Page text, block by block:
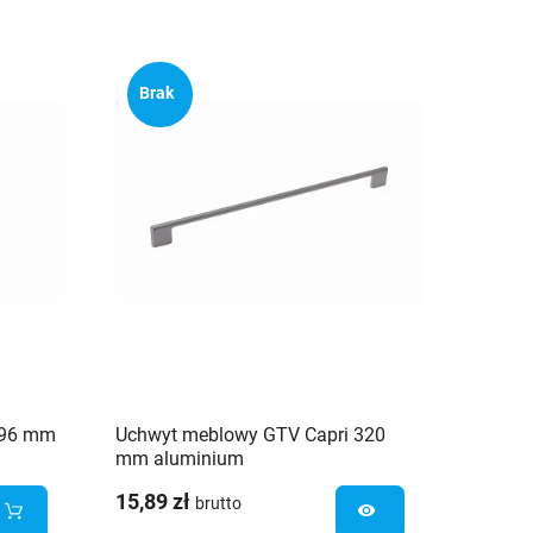
mm
Brak
Uchwyt meblowy GTV Capri 320
mm aluminium
15,89 zł brutto visibility